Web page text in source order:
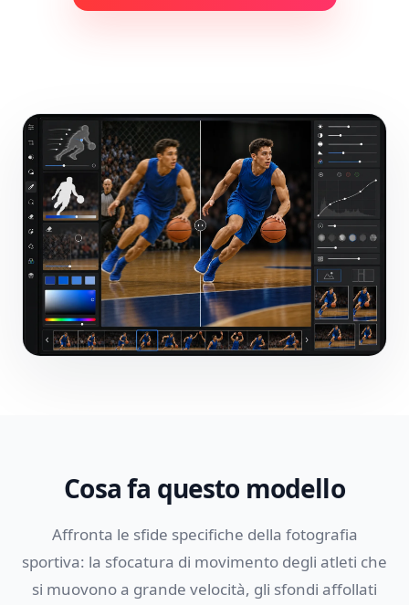
Cosa fa questo modello
Affronta le sfide specifiche della fotografia
sportiva: la sfocatura di movimento degli atleti che
si muovono a grande velocità, gli sfondi affollati